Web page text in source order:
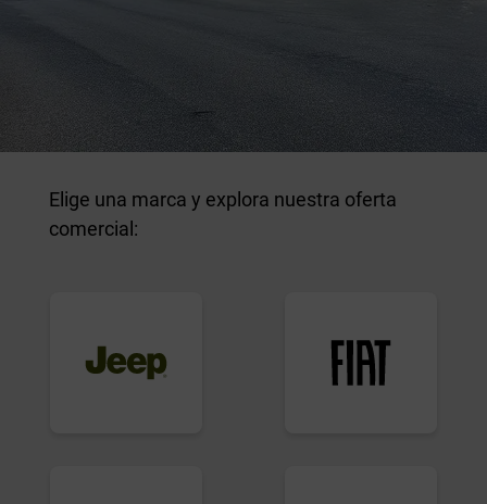
Elige una marca y explora nuestra oferta
comercial: